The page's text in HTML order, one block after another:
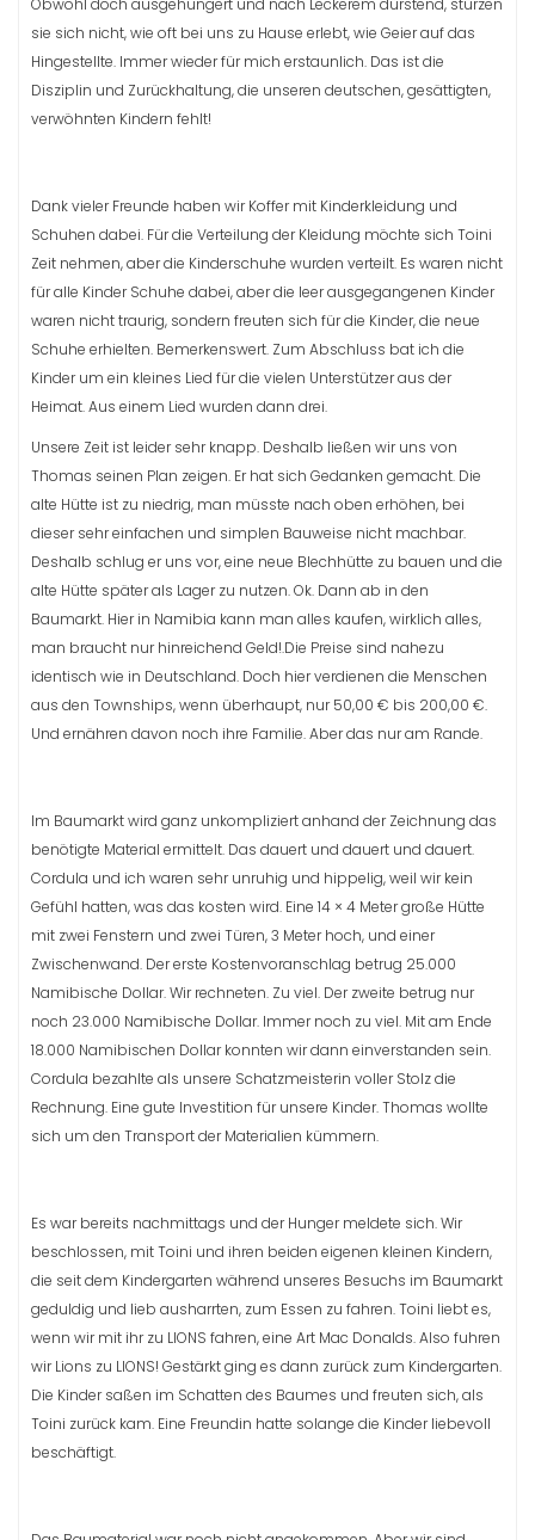
sie sich nicht, wie oft bei uns zu Hause erlebt, wie Geier auf das
Hingestellte. Immer wieder für mich erstaunlich. Das ist die
Disziplin und Zurückhaltung, die unseren deutschen, gesättigten,
verwöhnten Kindern fehlt!
Dank vieler Freunde haben wir Koffer mit Kinderkleidung und
Schuhen dabei. Für die Verteilung der Kleidung möchte sich Toini
Zeit nehmen, aber die Kinderschuhe wurden verteilt. Es waren nicht
für alle Kinder Schuhe dabei, aber die leer ausgegangenen Kinder
waren nicht traurig, sondern freuten sich für die Kinder, die neue
Schuhe erhielten. Bemerkenswert. Zum Abschluss bat ich die
Kinder um ein kleines Lied für die vielen Unterstützer aus der
Heimat. Aus einem Lied wurden dann drei.
Unsere Zeit ist leider sehr knapp. Deshalb ließen wir uns von
Thomas seinen Plan zeigen. Er hat sich Gedanken gemacht. Die
alte Hütte ist zu niedrig, man müsste nach oben erhöhen, bei
dieser sehr einfachen und simplen Bauweise nicht machbar.
Deshalb schlug er uns vor, eine neue Blechhütte zu bauen und die
alte Hütte später als Lager zu nutzen. Ok. Dann ab in den
Baumarkt. Hier in Namibia kann man alles kaufen, wirklich alles,
man braucht nur hinreichend Geld!.Die Preise sind nahezu
identisch wie in Deutschland. Doch hier verdienen die Menschen
aus den Townships, wenn überhaupt, nur 50,00 € bis 200,00 €.
Und ernähren davon noch ihre Familie. Aber das nur am Rande.
Im Baumarkt wird ganz unkompliziert anhand der Zeichnung das
benötigte Material ermittelt. Das dauert und dauert und dauert.
Cordula und ich waren sehr unruhig und hippelig, weil wir kein
Gefühl hatten, was das kosten wird. Eine 14 × 4 Meter große Hütte
mit zwei Fenstern und zwei Türen, 3 Meter hoch, und einer
Zwischenwand. Der erste Kostenvoranschlag betrug 25.000
Namibische Dollar. Wir rechneten. Zu viel. Der zweite betrug nur
noch 23.000 Namibische Dollar. Immer noch zu viel. Mit am Ende
18.000 Namibischen Dollar konnten wir dann einverstanden sein.
Cordula bezahlte als unsere Schatzmeisterin voller Stolz die
Rechnung. Eine gute Investition für unsere Kinder. Thomas wollte
sich um den Transport der Materialien kümmern.
Es war bereits nachmittags und der Hunger meldete sich. Wir
beschlossen, mit Toini und ihren beiden eigenen kleinen Kindern,
die seit dem Kindergarten während unseres Besuchs im Baumarkt
geduldig und lieb ausharrten, zum Essen zu fahren. Toini liebt es,
wenn wir mit ihr zu LIONS fahren, eine Art Mac Donalds. Also fuhren
wir Lions zu LIONS! Gestärkt ging es dann zurück zum Kindergarten.
Die Kinder saßen im Schatten des Baumes und freuten sich, als
Toini zurück kam. Eine Freundin hatte solange die Kinder liebevoll
beschäftigt.